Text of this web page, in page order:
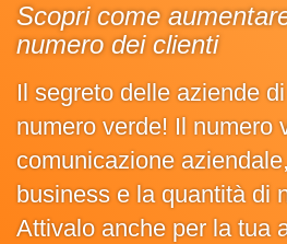
Scopri come
numero dei clienti
Il segreto delle aziende
numero verde! Il numero
comunicazione
business e la quantità di
Attivalo anche per la tua